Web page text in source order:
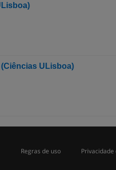
ULisboa)
Regras de uso Privacidade